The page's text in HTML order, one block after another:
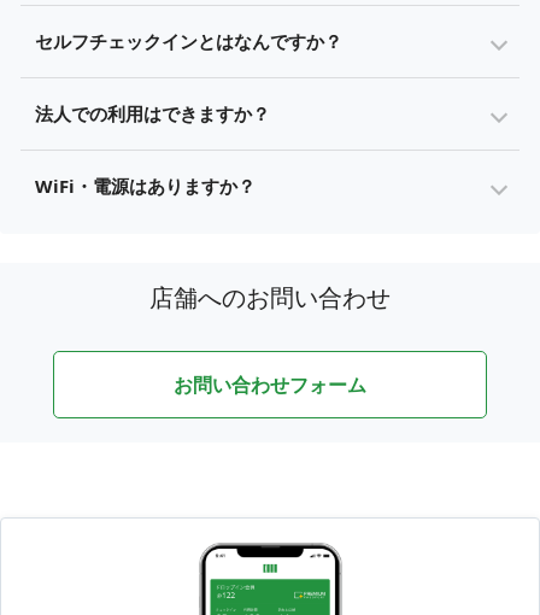
セルフチェックインとはなんですか？
法人での利用はできますか？
WiFi・電源はありますか？
店舗へのお問い合わせ
お問い合わせフォーム